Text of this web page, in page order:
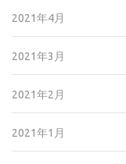
2021年4月
2021年3月
2021年2月
2021年1月